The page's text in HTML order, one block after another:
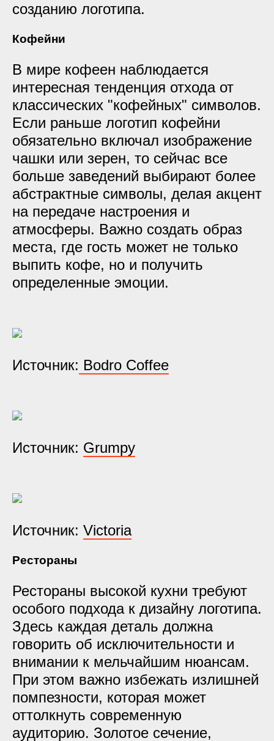
созданию логотипа.
Кофейни
В мире кофеен наблюдается
интересная тенденция отхода от
классических "кофейных" символов.
Если раньше логотип кофейни
обязательно включал изображение
чашки или зерен, то сейчас все
больше заведений выбирают более
абстрактные символы, делая акцент
на передаче настроения и
атмосферы. Важно создать образ
места, где гость может не только
выпить кофе, но и получить
определенные эмоции.
Источник: Bodro Coffee
Источник: Grumpy
Источник: Victoria
Рестораны
Рестораны высокой кухни требуют
особого подхода к дизайну логотипа.
Здесь каждая деталь должна
говорить об исключительности и
внимании к мельчайшим нюансам.
При этом важно избежать излишней
помпезности, которая может
оттолкнуть современную
аудиторию. Золотое сечение,